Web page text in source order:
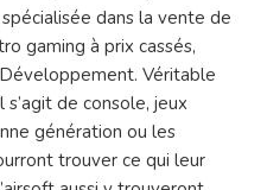
dans la vente de
gaming à prix cassés,
Véritable
s’agit de console, jeux
génération ou les
trouver ce qui leur